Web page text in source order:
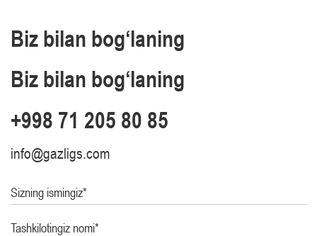
Biz bilan bog‘laning
Biz bilan bog‘laning
+998 71 205 80 85
info@gazligs.com
Sizning ismingiz*
Tashkilotingiz nomi*